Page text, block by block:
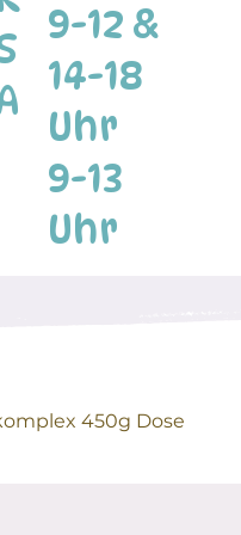
9-12 &
14-18
Uhr
9-13
Uhr
450g Dose